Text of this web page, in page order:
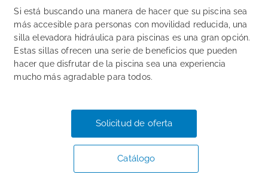
Si está buscando una manera de hacer que su piscina sea
más accesible para personas con movilidad reducida, una
silla elevadora hidráulica para piscinas es una gran opción.
Estas sillas ofrecen una serie de beneficios que pueden
hacer que disfrutar de la piscina sea una experiencia
mucho más agradable para todos.
Solicitud de oferta
Catálogo